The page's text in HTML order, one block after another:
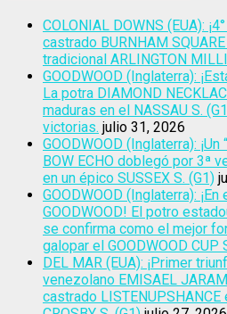
COLONIAL DOWNS (EUA):
castrado BURNHAM
tradicional ARLINGTON
GOODWOOD (Inglaterra):
La potra DIAMOND
maduras en el NASSAU S.
victorias. julio 31, 2026
GOODWOOD (Inglaterra):
BOW ECHO doblegó por 3ª
en un épico SUSSEX S. (G1)
GOODWOOD (Inglaterra):
GOODWOOD! El potro
se confirma como el mejor
galopar el GOODWOOD CUP
DEL MAR (EUA): ¡Primer
venezolano EMISAEL
castrado